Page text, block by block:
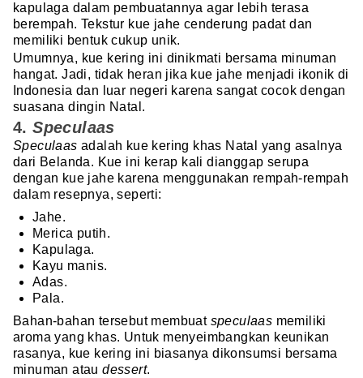
kapulaga dalam pembuatannya agar lebih terasa
berempah. Tekstur kue jahe cenderung padat dan
memiliki bentuk cukup unik.
Umumnya, kue kering ini dinikmati bersama minuman
hangat. Jadi, tidak heran jika kue jahe menjadi ikonik di
Indonesia dan luar negeri karena sangat cocok dengan
suasana dingin Natal.
4.Speculaas
Speculaas adalah kue kering khas Natal yang asalnya
dari Belanda. Kue ini kerap kali dianggap serupa
dengan kue jahe karena menggunakan rempah-rempah
dalam resepnya, seperti:
Jahe.
Merica putih.
Kapulaga.
Kayu manis.
Adas.
Pala.
Bahan-bahan tersebut membuat speculaas memiliki
aroma yang khas. Untuk menyeimbangkan keunikan
rasanya, kue kering ini biasanya dikonsumsi bersama
minuman ataudessert.